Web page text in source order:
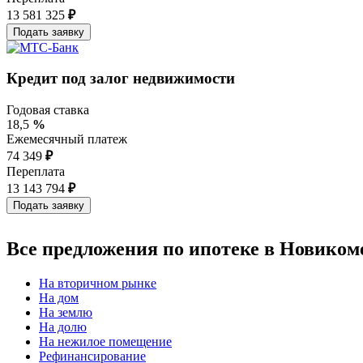
13 581 325 ₽
Кредит под залог недвижимости
Годовая ставка
18,5 %
Ежемесячный платеж
74 349 ₽
Переплата
13 143 794 ₽
Все предложения по ипотеке в
На вторичном рынке
На дом
На землю
На долю
На нежилое помещение
Рефинансирование